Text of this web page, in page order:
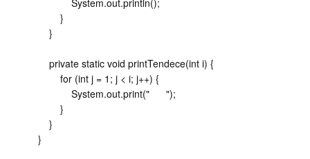
}
}
private static void printTendece(int i) {
for (int j = 1; j < i; j++) {
System.out.print(" ");
}
}
}